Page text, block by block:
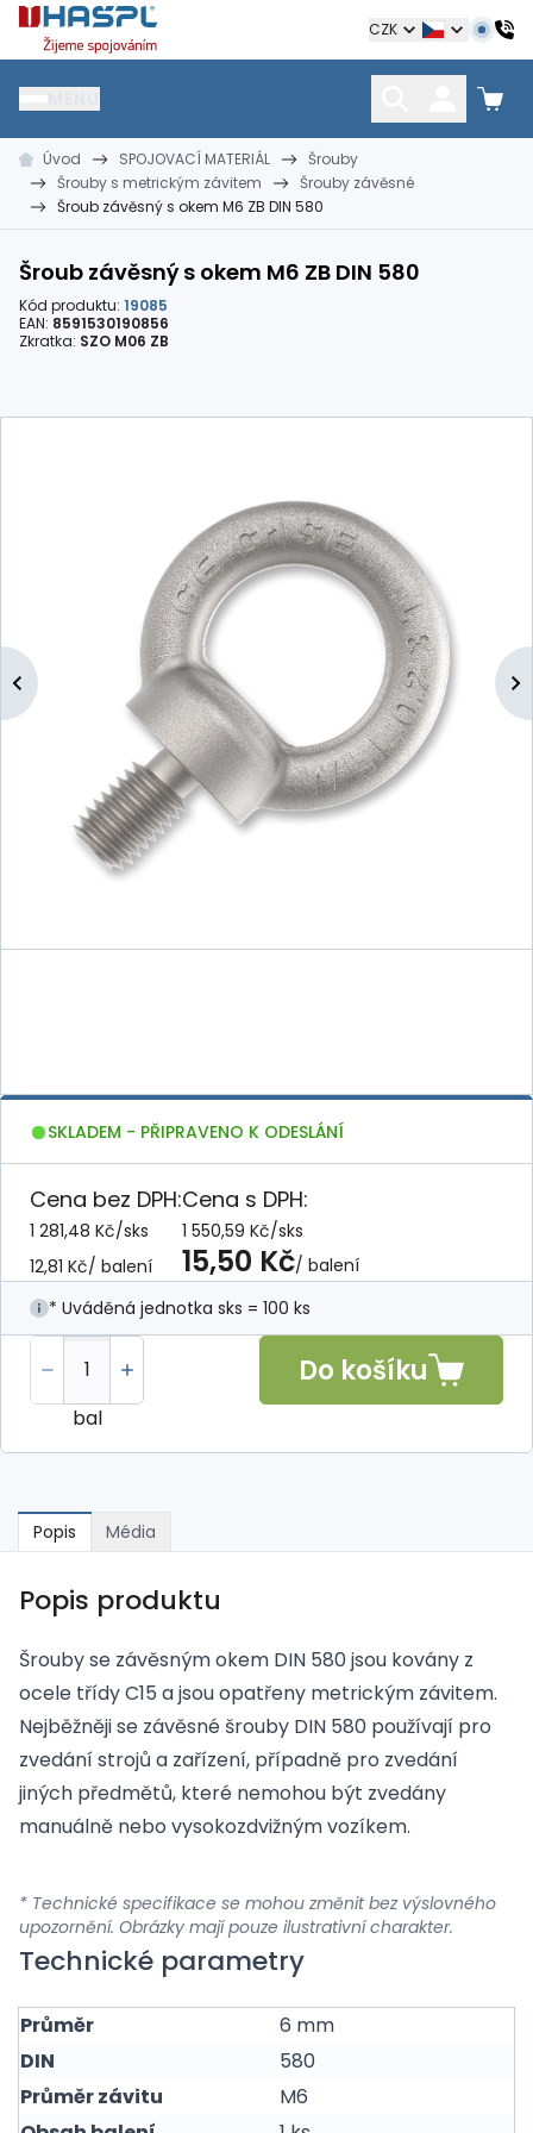
Hašpl CZK
HŘEBÍKY
kramle
SPOJOVACÍ MATERIÁL
vruty, šrouby, matice
KOTEVNÍ TECHNIKA
hmoždinky, napínáky
Úvod SPOJOVACÍ MATERIÁL
Šrouby
Šrouby s metrickým závitem
Šrouby závěsné
Šroub závěsný s okem M6 ZB DIN 580
Šroub závěsný s okem M6 ZB DIN 580
Kód produktu: 19085
EAN: 8591530190856
Zkratka: SZO M06 ZB
SKLADEM - PŘIPRAVENO K ODESLÁNÍ
Cena bez DPH:
1 281,48 Kč/sks
12,81 Kč/ balení
Cena s DPH:
1 550,59 Kč/sks
15,50 Kč/ balení
* Uváděná jednotka sks = 100 ks
bal
Do košíku
Popis Média
Popis produktu
Šrouby se závěsným okem DIN 580 jsou kovány z
ocele třídy C15 a jsou opatřeny metrickým závitem.
Nejběžněji se závěsné šrouby DIN 580 používají pro
zvedání strojů a zařízení, případně pro zvedání
jiných předmětů, které nemohou být zvedány
manuálně nebo vysokozdvižným vozíkem.
* Technické specifikace se mohou změnit bez výslovného
upozornění. Obrázky mají pouze ilustrativní charakter.
Technické parametry
Průměr
6 mm
DIN
580
Průměr závitu
M6